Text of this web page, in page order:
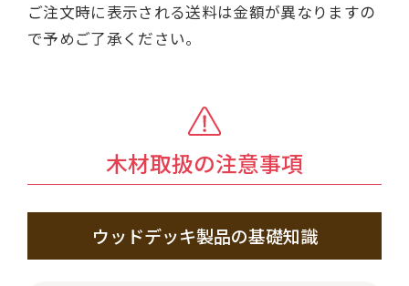
ご注文時に表示される送料は金額が異なりますの
で予めご了承ください。
木材取扱の注意事項
ウッドデッキ製品の基礎知識